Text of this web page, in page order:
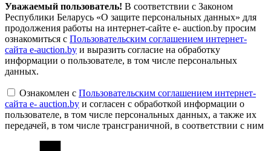
Уважаемый пользователь! В соответствии с Законом
Республики Беларусь «О защите персональных данных» для
продолжения работы на интернет-сайте e- auction.by просим
ознакомиться с Пользовательским соглашением интернет-
сайта e-auction.by и выразить согласие на обработку
информации о пользователе, в том числе персональных
данных.
Ознакомлен с Пользовательским соглашением интернет-
сайта e- auction.by и согласен с обработкой информации о
пользователе, в том числе персональных данных, а также их
передачей, в том числе трансграничной, в соответствии с ним